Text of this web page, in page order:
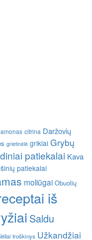
citrina Daržovių
grietinėlė grikiai Grybų
patiekalai Kava
patiekalai
moliūgai Obuolių
iš
Saldu
troškinys Užkandžiai